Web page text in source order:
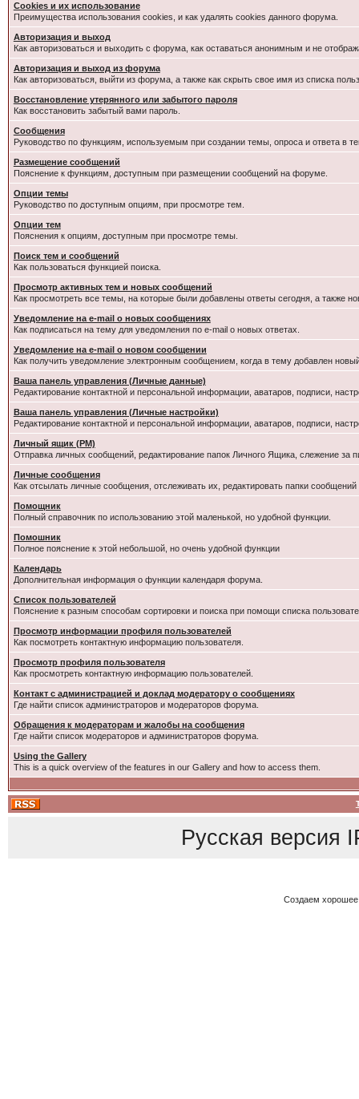
Cookies и их использование
Преимущества использования cookies, и как удалять cookies данного форума.
Авторизация и выход
Как авторизоваться и выходить с форума, как оставаться анонимным и не
Авторизация и выход из форума
Как авторизоваться, выйти из форума, а также как скрыть свое имя из списка
Восстановление утерянного или забытого пароля
Как восстановить забытый вами пароль.
Сообщения
Руководство по функциям, используемым при создании темы, опроса и ответа в
Размещение сообщений
Пояснение к функциям, доступным при размещении сообщений на форуме.
Опции темы
Руководство по доступным опциям, при просмотре тем.
Опции тем
Пояснения к опциям, доступным при просмотре темы.
Поиск тем и сообщений
Как пользоваться функцией поиска.
Просмотр активных тем и новых сообщений
Как просмотреть все темы, на которые были добавлены ответы сегодня, а также
Уведомление на e-mail о новых сообщениях
Как подписаться на тему для уведомления по e-mail о новых ответах.
Уведомление на е-mail о новом сообщении
Как получить уведомление электронным сообщением, когда в тему добавлен
Ваша панель управления (Личные данные)
Редактирование контактной и персональной информации, аватаров, подписи,
Ваша панель управления (Личные настройки)
Редактирование контактной и персональной информации, аватаров, подписи,
Личный ящик (PM)
Отправка личных сообщений, редактирование папок Личного Ящика, слежение за
Личные сообщения
Как отсылать личные сообщения, отслеживать их, редактировать папки
Помощник
Полный справочник по использованию этой маленькой, но удобной функции.
Помошник
Полное пояснение к этой небольшой, но очень удобной функции
Календарь
Дополнительная информация о функции календаря форума.
Список пользователей
Пояснение к разным способам сортировки и поиска при помощи списка
Просмотр информации профиля пользователей
Как посмотреть контактную информацию пользователя.
Просмотр профиля пользователя
Как просмотреть контактную информацию пользователей.
Контакт с администрацией и доклад модератору о сообщениях
Где найти список администраторов и модераторов форума.
Обращения к модераторам и жалобы на сообщения
Где найти список модераторов и администраторов форума.
Using the Gallery
This is a quick overview of the features in our Gallery and how to access them.
Русская версия
Создаем